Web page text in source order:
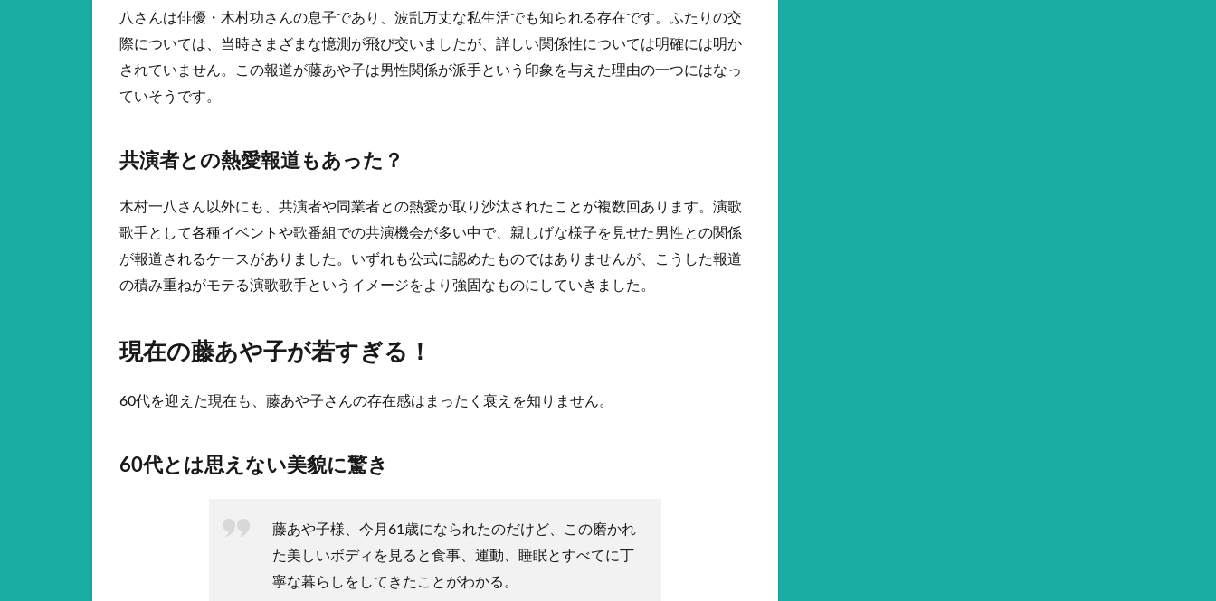
八さんは俳優・木村功さんの息子であり、波乱万丈な私生活でも知られる存在です。ふたりの交
際については、当時さまざまな憶測が飛び交いましたが、詳しい関係性については明確には明か
されていません。この報道が藤あや子は男性関係が派手という印象を与えた理由の一つにはなっ
ていそうです。
共演者との熱愛報道もあった？
木村一八さん以外にも、共演者や同業者との熱愛が取り沙汰されたことが複数回あります。演歌
歌手として各種イベントや歌番組での共演機会が多い中で、親しげな様子を見せた男性との関係
が報道されるケースがありました。いずれも公式に認めたものではありませんが、こうした報道
の積み重ねがモテる演歌歌手というイメージをより強固なものにしていきました。
現在の藤あや子が若すぎる！
60代を迎えた現在も、藤あや子さんの存在感はまったく衰えを知りません。
60代とは思えない美貌に驚き
藤あや子様、今月61歳になられたのだけど、この磨かれ
た美しいボディを見ると食事、運動、睡眠とすべてに丁
寧な暮らしをしてきたことがわかる。